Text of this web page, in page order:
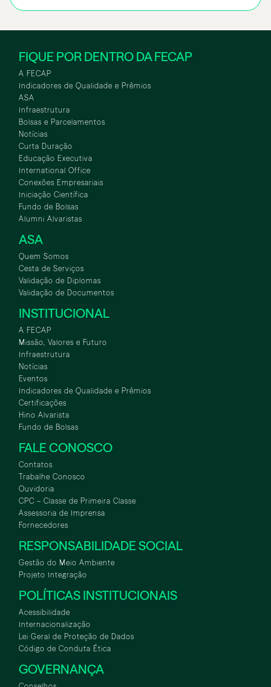
FIQUE POR DENTRO DA FECAP
A FECAP
Indicadores de Qualidade e Prêmios
ASA
Infraestrutura
Bolsas e Parcelamentos
Notícias
Curta Duração
Educação Executiva
International Office
Conexões Empresariais
Iniciação Científica
Fundo de Bolsas
Alumni Alvaristas
ASA
Quem Somos
Cesta de Serviços
Validação de Diplomas
Validação de Documentos
INSTITUCIONAL
A FECAP
Missão, Valores e Futuro
Infraestrutura
Notícias
Eventos
Indicadores de Qualidade e Prêmios
Certificações
Hino Alvarista
Fundo de Bolsas
FALE CONOSCO
Contatos
Trabalhe Conosco
Ouvidoria
CPC – Classe de Primeira Classe
Assessoria de Imprensa
Fornecedores
RESPONSABILIDADE SOCIAL
Gestão do Meio Ambiente
Projeto Integração
POLÍTICAS INSTITUCIONAIS
Acessibilidade
Internacionalização
Lei Geral de Proteção de Dados
Código de Conduta Ética
GOVERNANÇA